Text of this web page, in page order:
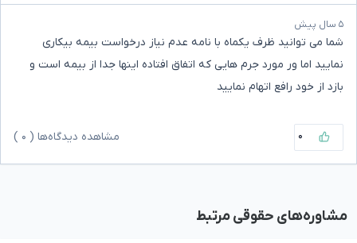
۵ سال پیش
شما می توانید ظرف یکماه با نامه عدم نیاز درخواست بیمه بیکاری
نمایید اما ور مورد جرم هایی که اتفاق افتاده اینها جدا از بیمه است و
بازد از خود رافع اتهام نمایید
۰ مشاهده دیدگاه‌ها ( ۰
مشاوره‌های حقوقی مرتبط